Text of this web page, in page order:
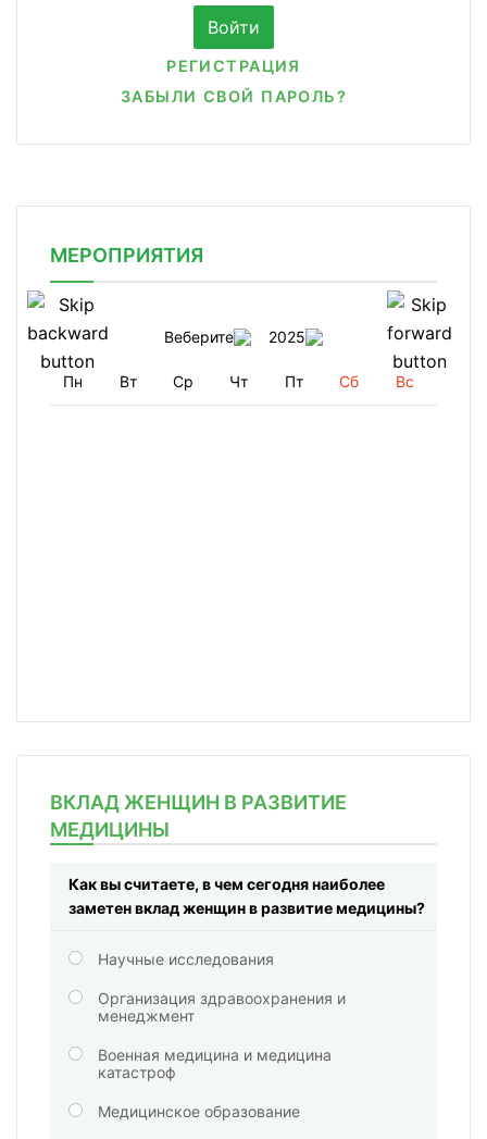
РЕГИСТРАЦИЯ
ЗАБЫЛИ СВОЙ ПАРОЛЬ?
МЕРОПРИЯТИЯ
Веберите 2025
Пн Вт Ср Чт Пт Сб Вс
ВКЛАД ЖЕНЩИН В РАЗВИТИЕ
МЕДИЦИНЫ
Как вы считаете, в чем сегодня наиболее
заметен вклад женщин в развитие медицины?
Научные исследования
Организация здравоохранения и
менеджмент
Военная медицина и медицина
катастроф
Медицинское образование